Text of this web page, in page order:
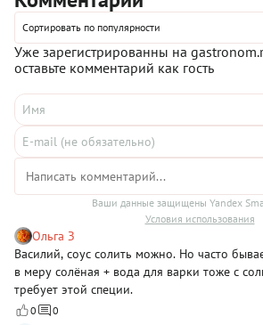
повторить предлагаемый рецепт, не
фарфалле — можно выбрать и другие
лосося можно присмотреть другую рыбу.
не слишком сложную, но быструю
приготовления этого блюда, секрет
соусе с сырной добавкой.
Сортировать по популярности
Уже зарегистрированны на
оставьте комментарий как гость
Ваши данные защищены Yandex
Условия использования
Ольга З
Василий, соус солить можно. Но часто
в меру солёная + вода для варки тоже с
требует этой специи.
0 0